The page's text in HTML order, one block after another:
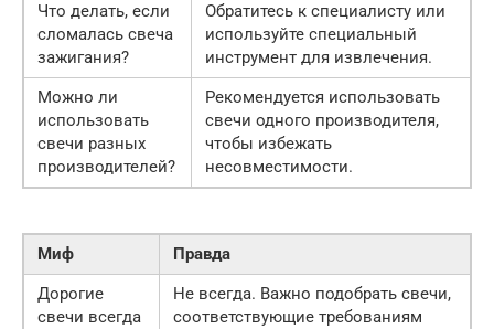
Что делать, если
сломалась свеча
зажигания?
Обратитесь к специалисту или
используйте специальный
инструмент для извлечения.
Можно ли
использовать
свечи разных
производителей?
Рекомендуется использовать
свечи одного производителя,
чтобы избежать
несовместимости.
Миф
Правда
Дорогие
свечи всегда
Не всегда. Важно подобрать свечи,
соответствующие требованиям